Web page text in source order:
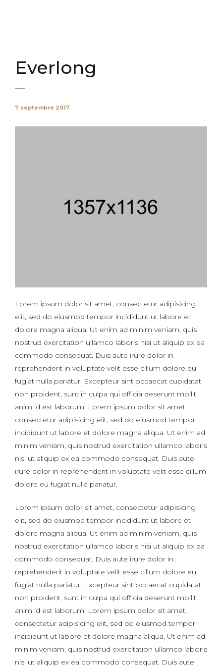
Everlong
7 septembre 2017
Lorem ipsum dolor sit amet, consectetur adipisicing
elit, sed do eiusmod tempor incididunt ut labore et
dolore magna aliqua. Ut enim ad minim veniam, quis
nostrud exercitation ullamco laboris nisi ut aliquip ex ea
commodo consequat. Duis aute irure dolor in
reprehenderit in voluptate velit esse cillum dolore eu
fugiat nulla pariatur. Excepteur sint occaecat cupidatat
non proident, sunt in culpa qui officia deserunt mollit
anim id est laborum. Lorem ipsum dolor sit amet,
consectetur adipisicing elit, sed do eiusmod tempor
incididunt ut labore et dolore magna aliqua. Ut enim ad
minim veniam, quis nostrud exercitation ullamco laboris
nisi ut aliquip ex ea commodo consequat. Duis aute
irure dolor in reprehenderit in voluptate velit esse cillum
dolore eu fugiat nulla pariatur.
Lorem ipsum dolor sit amet, consectetur adipisicing
elit, sed do eiusmod tempor incididunt ut labore et
dolore magna aliqua. Ut enim ad minim veniam, quis
nostrud exercitation ullamco laboris nisi ut aliquip ex ea
commodo consequat. Duis aute irure dolor in
reprehenderit in voluptate velit esse cillum dolore eu
fugiat nulla pariatur. Excepteur sint occaecat cupidatat
non proident, sunt in culpa qui officia deserunt mollit
anim id est laborum. Lorem ipsum dolor sit amet,
consectetur adipisicing elit, sed do eiusmod tempor
incididunt ut labore et dolore magna aliqua. Ut enim ad
minim veniam, quis nostrud exercitation ullamco laboris
nisi ut aliquip ex ea commodo consequat. Duis aute